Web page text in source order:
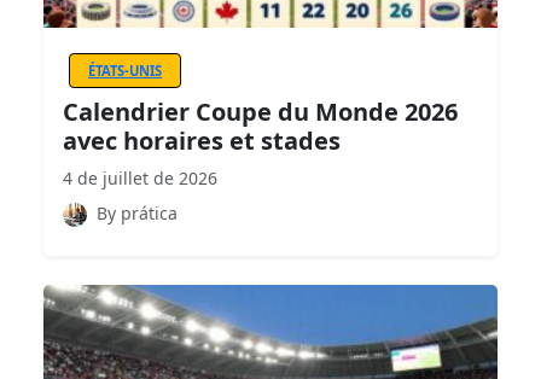
ÉTATS-UNIS
Calendrier Coupe du Monde 2026
avec horaires et stades
4 de juillet de 2026
By prática